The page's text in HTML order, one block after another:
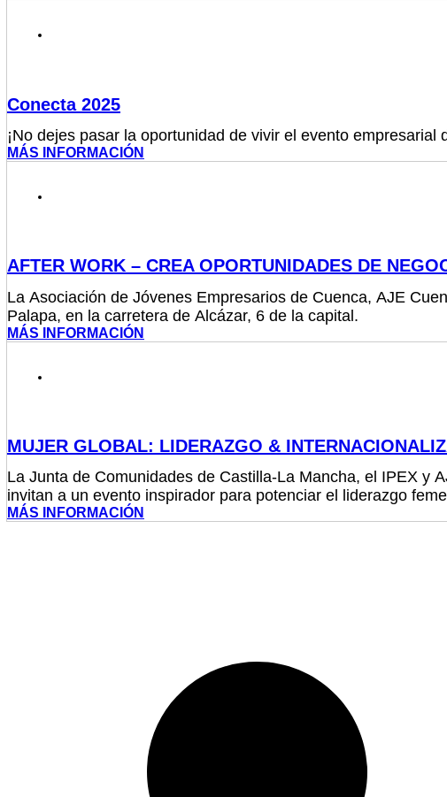
Conecta 2025
¡No dejes pasar la oportunidad de vivir el evento empresarial
MÁS INFORMACIÓN
AFTER WORK – CREA OPORTUNIDADES DE
La Asociación de Jóvenes Empresarios de Cuenca, AJE
Palapa, en la carretera de Alcázar, 6 de la capital.
MÁS INFORMACIÓN
MUJER GLOBAL: LIDERAZGO &
La Junta de Comunidades de Castilla-La Mancha, el IPEX y
invitan a un evento inspirador para potenciar el liderazgo
MÁS INFORMACIÓN